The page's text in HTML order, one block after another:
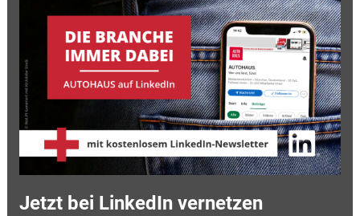
Jetzt bei LinkedIn vernetzen